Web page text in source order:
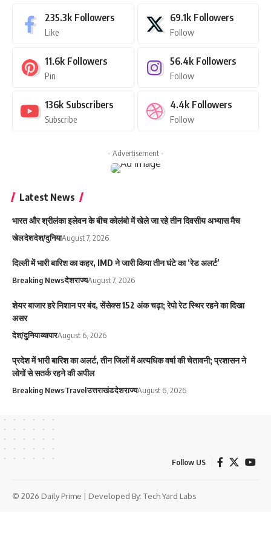
235.3k Followers
Like
69.1k Followers
Follow
11.6k Followers
Pin
56.4k Followers
Follow
136k Subscribers
Subscribe
4.4k Followers
Follow
- Advertisement -
Latest News
भारत और श्रीलंका इलेवन के बीच कोलंबो में खेले जा रहे तीन दिवसीय अभ्यास मैच
खेलदेशदेश/दुनियाAugust 7, 2026
दिल्ली में भारी बारिश का कहर, IMD ने जारी किया तीन घंटे का ‘रेड अलर्ट’
Breaking Newsदेशराज्यAugust 7, 2026
शेयर बाजार हरे निशान पर बंद, सेंसेक्स 152 अंक चढ़ा; रेपो रेट स्थिर रहने का दिखा
असर
देश/दुनियाव्यापारAugust 6, 2026
प्रदेश में भारी बारिश का अलर्ट, तीन जिलों में अत्यधिक वर्षा की चेतावनी; प्रशासन ने
लोगों से सतर्क रहने की अपील
Breaking NewsTravelउत्तराखंडदेशराज्यAugust 6, 2026
Follow US
© 2026 Daily Prime | Developed By: Tech Yard Labs